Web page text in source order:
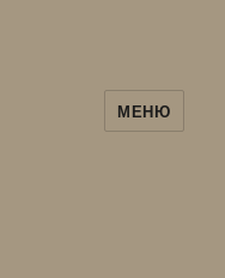
МЕНЮ